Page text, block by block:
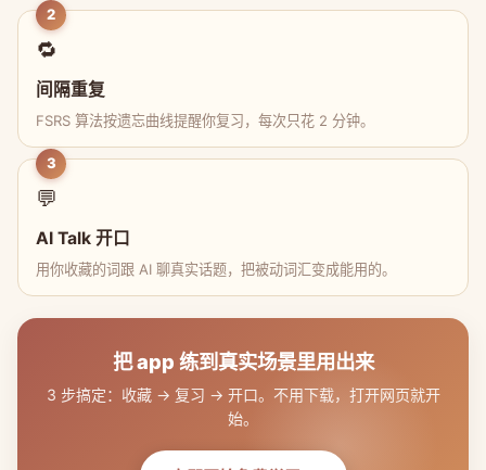
2
🔁
间隔重复
FSRS 算法按遗忘曲线提醒你复习，每次只花 2 分钟。
3
💬
AI Talk 开口
用你收藏的词跟 AI 聊真实话题，把被动词汇变成能用的。
把 app 练到真实场景里用出来
3 步搞定：收藏 → 复习 → 开口。不用下载，打开网页就开
始。